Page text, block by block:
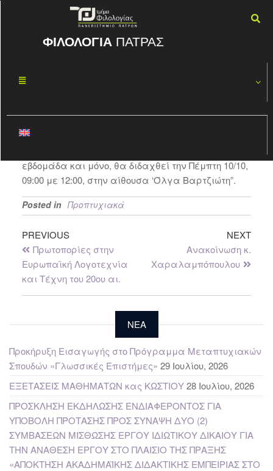
ΦΙΛΟΛΟΓΙΑ ΠΑΤΡΑΣ
07
By ΦΏΤΗΣ ΚΑΣΠΊΡΗΣ
Το μάθημα “Φωνητική – Φωνολογία”
εβδομάδα και μόνο, θα διδαχθεί την Πέμπτη 10/10,
09:00 με 12:00, στην αίθουσα ‘Όλγα Βαρτζιώτη”.
Posted in Προπτυχιακά
PREVIOUS
Πρωτοπορίες στην
Ευρωπαϊκή Λογοτεχνία
και Τέχνη του 20ου αι.
NEXT
Ανακοίνωση κ.
Χαραλαμπόπουλου
NEA
Προκήρυξη Εισαγωγής στο Πρόγραμμα Μεταπτυχιακών
Σπουδών «Γλωσσικές Επιστήμες» 29 Ιουλίου, 2026
ΕΞΕΤΑΣΕΙΣ ΜΑΘΗΜΑΤΩΝ κας ΚΩΣΤΙΟΥ28 Ιουλίου, 2026
ΠΡΟΣΚΛΗΣΗ ΕΚΔΗΛΩΣΗΣ ΕΝΔΙΑΦΕΡΟΝΤΟΣ ΓΙΑ
ΥΠΟΒΟΛΗ ΠΡΟΤΑΣΗΣ ΠΡΟΣ ΣΥΝΑΨΗ ΔΥΟ (2)
ΣΥΜΒΑΣΕΩΝ ΜΙΣΘΩΣΗΣ ΕΡΓΟΥ ΙΔΙΩΤΙΚΟΥ ΔΙΚΑΙΟΥ ΓΙΑ
ΤΗΝ ΑΝΑΘΕΣΗ ΕΡΓΟΥ ΣΤΟ ΠΛΑΙΣΙΟ ΤΗΣ ΠΡΑΞΗΣ
«ΑΠΟΚΤΗΣΗ ΑΚΑΔΗΜΑΪΚΗΣ ΔΙΔΑΚΤΙΚΗΣ ΕΜΠΕΙΡΙΑΣ ΣΤΟ